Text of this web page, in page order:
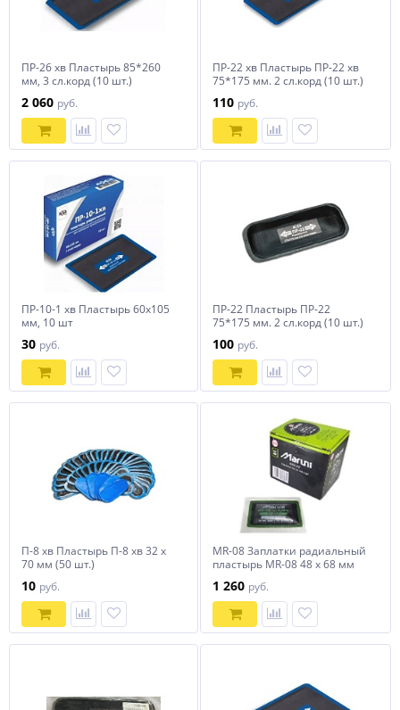
ПР-26 хв Пластырь 85*260
мм, 3 сл.корд (10 шт.)
2 060 руб.
ПР-22 хв Пластырь ПР-22 хв
75*175 мм. 2 сл.корд (10 шт.)
110 руб.
ПР-10-1 хв Пластырь 60х105
мм, 10 шт
30 руб.
ПР-22 Пластырь ПР-22
75*175 мм. 2 сл.корд (10 шт.)
100 руб.
П-8 хв Пластырь П-8 хв 32 х
70 мм (50 шт.)
10 руб.
MR-08 Заплатки радиальный
пластырь MR-08 48 х 68 мм
1 260 руб.